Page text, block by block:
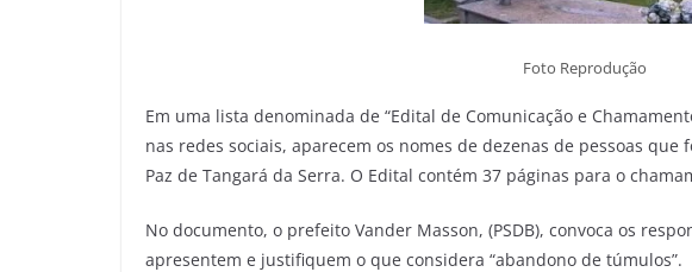
Foto Reprodução
Em uma lista denominada de “Edital de Comunicação e
nas redes sociais, aparecem os nomes de dezenas de pessoas
Paz de Tangará da Serra. O Edital contém 37 páginas para o
No documento, o prefeito Vander Masson, (PSDB), convoca os
apresentem e justifiquem o que considera “abandono de túmulos”.